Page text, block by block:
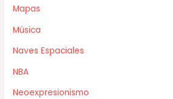
Mapas
Música
Naves Espaciales
NBA
Neoexpresionismo